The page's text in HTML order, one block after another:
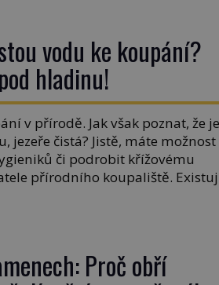
vodu ke koupání?
hladinu!
v přírodě. Jak však poznat, že je
jezeře čistá? Jistě, máte možnost
či podrobit křížovému
přírodního koupaliště.
Proč obří